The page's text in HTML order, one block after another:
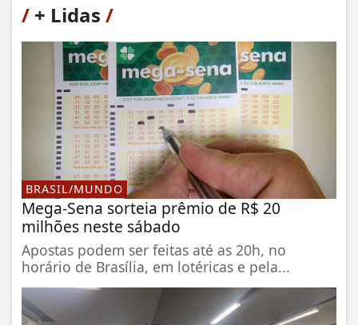
/ + Lidas /
BRASIL/MUNDO
Mega-Sena sorteia prêmio de R$ 20
milhões neste sábado
Apostas podem ser feitas até as 20h, no
horário de Brasília, em lotéricas e pela...